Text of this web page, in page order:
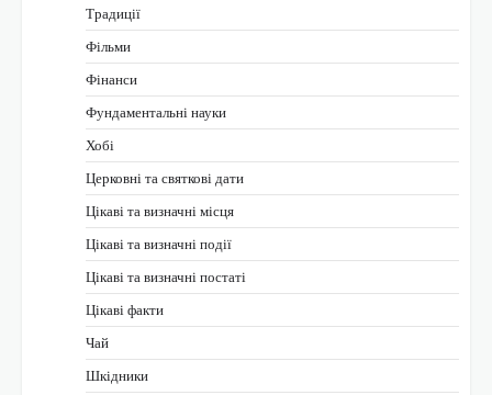
Традиції
Фільми
Фінанси
Фундаментальні науки
Хобі
Церковні та святкові дати
Цікаві та визначні місця
Цікаві та визначні події
Цікаві та визначні постаті
Цікаві факти
Чай
Шкідники